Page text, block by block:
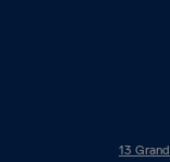
13